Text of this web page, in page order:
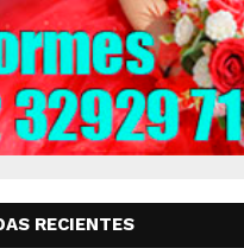
RECIENTES